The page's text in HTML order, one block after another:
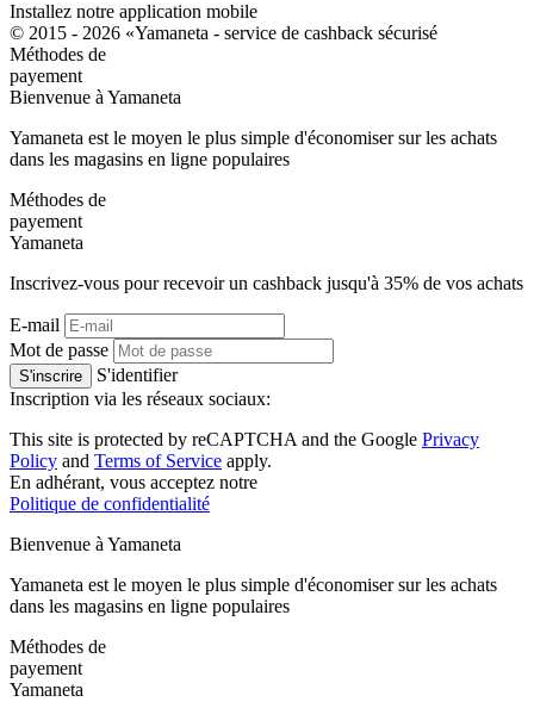
Installez notre application mobile
© 2015 - 2026 «Yamaneta - service de cashback sécurisé
Méthodes de
payement
Bienvenue à Yamaneta
Yamaneta est le moyen le plus simple d'économiser sur les achats
dans les magasins en ligne populaires
Méthodes de
payement
Yamaneta
Inscrivez-vous pour recevoir un cashback jusqu'à 35% de vos achats
E-mail
Mot de passe
S'inscrire
S'identifier
Inscription via les réseaux sociaux:
This site is protected by reCAPTCHA and the Google Privacy
Policy and Terms of Service apply.
En adhérant, vous acceptez notre
Politique de confidentialité
Bienvenue à Yamaneta
Yamaneta est le moyen le plus simple d'économiser sur les achats
dans les magasins en ligne populaires
Méthodes de
payement
Yamaneta